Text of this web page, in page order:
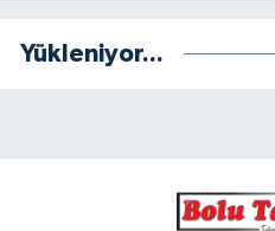
Yükleniyor...